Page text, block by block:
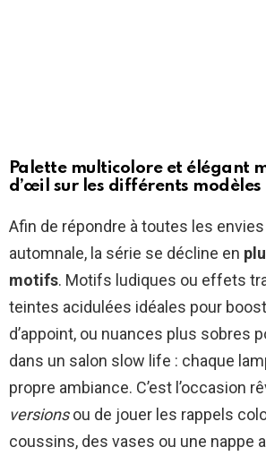
Palette multicolore et élégant
d’œil sur les différents modèles
Afin de répondre à toutes les
automnale, la série se décline en
motifs. Motifs ludiques ou effets
teintes acidulées idéales pour
d’appoint, ou nuances plus sobres
dans un salon slow life : chaque
propre ambiance. C’est l’occasion
versionsou de jouer les rappels
coussins, des vases ou une nappe